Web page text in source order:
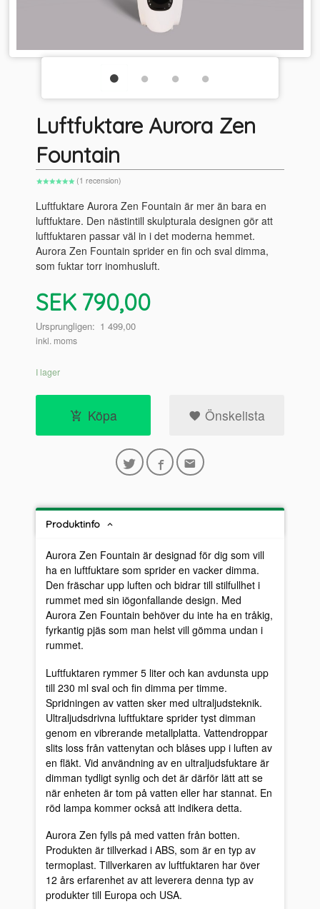
Luftfuktare Aurora Zen
Fountain
(1 recension)
Luftfuktare Aurora Zen Fountain är mer än bara en
luftfuktare. Den nästintill skulpturala designen gör att
luftfuktaren passar väl in i det moderna hemmet.
Aurora Zen Fountain sprider en fin och sval dimma,
som fuktar torr inomhusluft.
Erbjudande
SEK 790,00
Ursprungligen: 1 499,00
inkl. moms
I lager
Köpa Önskelista
Produktinfo
Aurora Zen Fountain är designad för dig som vill
ha en luftfuktare som sprider en vacker dimma.
Den fräschar upp luften och bidrar till stilfullhet i
rummet med sin iögonfallande design. Med
Aurora Zen Fountain behöver du inte ha en tråkig,
fyrkantig pjäs som man helst vill gömma undan i
rummet.
Luftfuktaren rymmer 5 liter och kan avdunsta upp
till 230 ml sval och fin dimma per timme.
Spridningen av vatten sker med ultraljudsteknik.
Ultraljudsdrivna luftfuktare sprider tyst dimman
genom en vibrerande metallplatta. Vattendroppar
slits loss från vattenytan och blåses upp i luften av
en fläkt. Vid användning av en ultraljudsfuktare är
dimman tydligt synlig och det är därför lätt att se
när enheten är tom på vatten eller har stannat. En
röd lampa kommer också att indikera detta.
Aurora Zen fylls på med vatten från botten.
Produkten är tillverkad i ABS, som är en typ av
termoplast. Tillverkaren av luftfuktaren har över
12 års erfarenhet av att leverera denna typ av
produkter till Europa och USA.